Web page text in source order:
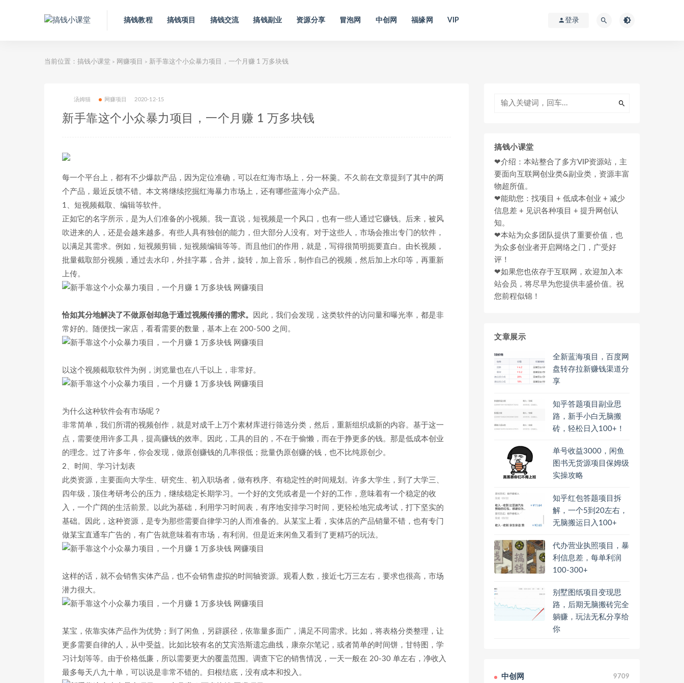
搞钱教程 搞钱项目 搞钱交流 搞钱副业 资源分享 冒泡网 中创网 福缘网 VIP 登录
当前位置： 搞钱小课堂 > 网赚项目 > 新手靠这个小众暴力项目，一个月赚 1 万多块钱
汤姆猫 网赚项目 2020-12-15
新手靠这个小众暴力项目，一个月赚 1 万多块钱
每一个平台上，都有不少爆款产品，因为定位准确，可以在红海市场上，分一杯羹。不久前在文章提到了其中的两
个产品，最近反馈不错。本文将继续挖掘红海暴力市场上，还有哪些蓝海小众产品。
1、短视频截取、编辑等软件。
正如它的名字所示，是为人们准备的小视频。我一直说，短视频是一个风口，也有一些人通过它赚钱。后来，被风
吹进来的人，还是会越来越多。有些人具有独创的能力，但大部分人没有。对于这些人，市场会推出专门的软件，
以满足其需求。例如，短视频剪辑，短视频编辑等等。而且他们的作用，就是，写得很简明扼要直白。由长视频，
批量截取部分视频，通过去水印，外挂字幕，合并，旋转，加上音乐，制作自己的视频，然后加上水印等，再重新
上传。
恰如其分地解决了不做原创却急于通过视频传播的需求。
因此，我们会发现，这类软件的访问量和曝光率，都是非
常好的。随便找一家店，看看需要的数量，基本上在 200-500 之间。
以这个视频截取软件为例，浏览量也在八千以上，非常好。
为什么这种软件会有市场呢？
非常简单，我们所谓的视频创作，就是对成千上万个素材库进行筛选分类，然后，重新组织成新的内容。基于这一
点，需要使用许多工具，提高赚钱的效率。因此，工具的目的，不在于偷懒，而在于挣更多的钱。那是低成本创业
的理念。过了许多年，你会发现，做原创赚钱的几率很低；批量伪原创赚的钱，也不比纯原创少。
2、时间、学习计划表
此类资源，主要面向大学生、研究生、初入职场者，做有秩序、有稳定性的时间规划。许多大学生，到了大学三、
四年级，顶住考研考公的压力，继续稳定长期学习。一个好的文凭或者是一个好的工作，意味着有一个稳定的收
入，一个广阔的生活前景。以此为基础，利用学习时间表，有序地安排学习时间，更轻松地完成考试，打下坚实的
基础。因此，这种资源，是专为那些需要自律学习的人而准备的。从某宝上看，实体店的产品销量不错，也有专门
做某宝直通车广告的，有广告就意味着有市场，有利润。但是近来闲鱼又看到了更精巧的玩法。
这样的话，就不会销售实体产品，也不会销售虚拟的时间轴资源。观看人数，接近七万三左右，要求也很高，市场
潜力很大。
某宝，依靠实体产品作为优势；到了闲鱼，另辟蹊径，依靠量多面广，满足不同需求。比如，将表格分类整理，让
更多需要自律的人，从中受益。比如比较有名的艾宾浩斯遗忘曲线，康奈尔笔记，或者简单的时间饼，甘特图，学
习计划等等。由于价格低廉，所以需要更大的覆盖范围。调查下它的销售情况，一天一般在 20-30 单左右，净收入
最多每天八九十单，可以说是非常不错的。归根结底，没有成本和投入。
搞钱小课堂
❤介绍：本站整合了多方VIP资源站，主
要面向互联网创业类&副业类，资源丰富
物超所值。
❤能助您：找项目 + 低成本创业 + 减少
信息差 + 见识各种项目 + 提升网创认
知。
❤本站为众多团队提供了重要价值，也
为众多创业者开启网络之门，广受好
评！
❤如果您也依存于互联网，欢迎加入本
站会员，将尽早为您提供丰盛价值。祝
您前程似锦！
文章展示
全新蓝海项目，百度网
盘转存拉新赚钱渠道分
享
知乎答题项目副业思
路，新手小白无脑搬
砖，轻松日入100+！
单号收益3000，闲鱼
图书无货源项目保姆级
实操攻略
知乎红包答题项目拆
解，一个5到20左右，
无脑搬运日入100+
代办营业执照项目，暴
利信息差，每单利润
100-300+
别墅图纸项目变现思
路，后期无脑搬砖完全
躺赚，玩法无私分享给
你
中创网 9709